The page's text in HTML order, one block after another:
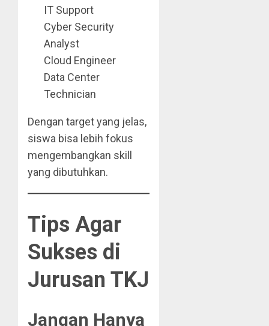
IT Support
Cyber Security
Analyst
Cloud Engineer
Data Center
Technician
Dengan target yang jelas,
siswa bisa lebih fokus
mengembangkan skill
yang dibutuhkan.
Tips Agar
Sukses di
Jurusan TKJ
Jangan Hanya